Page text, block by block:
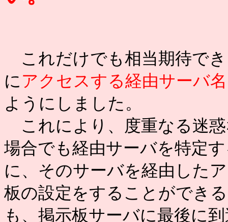
これだけでも相当期待で
にアクセスする経由サーバ
ようにしました。
これにより、度重なる迷
場合でも経由サーバを特定
に、そのサーバを経由した
板の設定をすることができ
も、掲示板サーバに最後に